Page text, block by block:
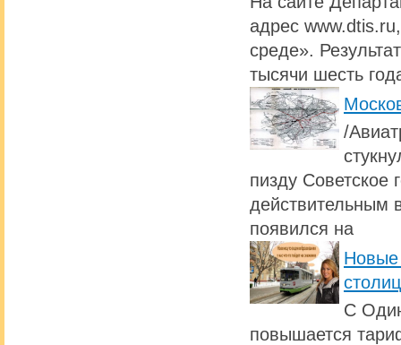
адрес
среде».
тысячи шесть
/
пизду Советское
действительным
появился на
Новые
С
повышается